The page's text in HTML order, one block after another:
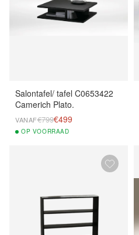
Salontafel/ tafel C0653422
Camerich Plato.
VANAF€799€499
OP VOORRAAD